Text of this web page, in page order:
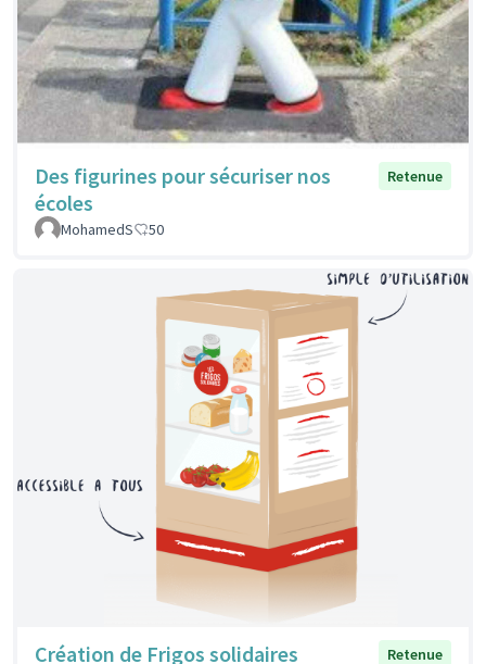
Des figurines pour sécuriser nos
écoles
Retenue
MohamedS 50
Création de Frigos solidaires
Retenue